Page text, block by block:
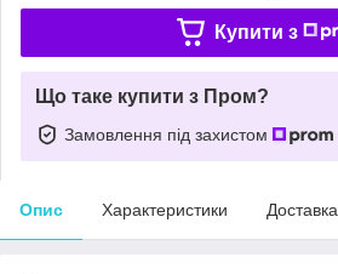
Купити з
Що таке купити з Пром?
Замовлення під захистом
Опис Характеристики Доставка